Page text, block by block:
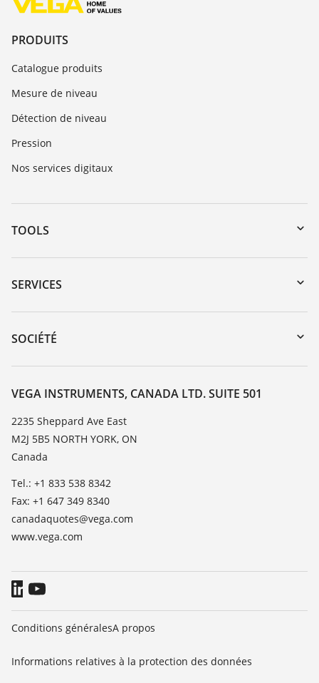
PRODUITS
Catalogue produits
Mesure de niveau
Détection de niveau
Pression
Nos services digitaux
TOOLS
Téléchargements
Recherche par numéro de série
DTM Collection/PACTware
SERVICES
Retour d'appareil
Service client
Liste des constantes diélectriques
SOCIÉTÉ
À propos de VEGA
Contact
News
Presse
VEGA INSTRUMENTS, CANADA LTD. SUITE 501
2235 Sheppard Ave East
M2J 5B5 NORTH YORK, ON
Canada
Tel.: +1 833 538 8342
Fax: +1 647 349 8340
canadaquotes@vega.com
www.vega.com
Conditions généralesA propos
Informations relatives à la protection des données